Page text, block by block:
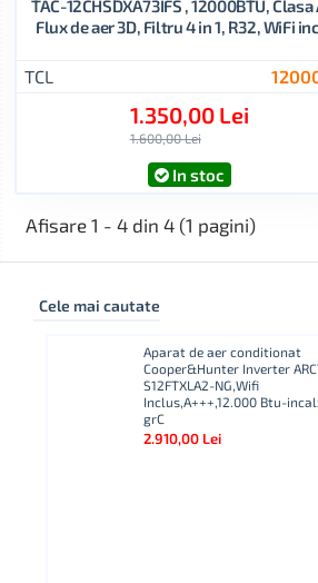
TCL
TAC-12CHSDXA73IFS , 12000BTU, Clasa
Flux de aer 3D, Filtru 4 in 1, R32, WiFi
1.350,00 Lei
1.600,00 Lei
In stoc
Afisare 1 - 4 din 4 (1 pagini)
Cele mai cautate
Aparat de aer conditionat
Cooper&Hunter Inverter
S12FTXLA2-NG,Wifi
Inclus,A+++,12.000 Btu-
grC
2.910,00 Lei